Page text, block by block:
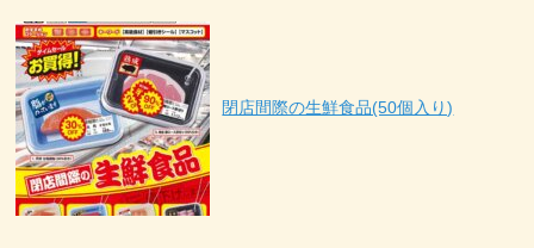
閉店間際の生鮮食品(50個入り)